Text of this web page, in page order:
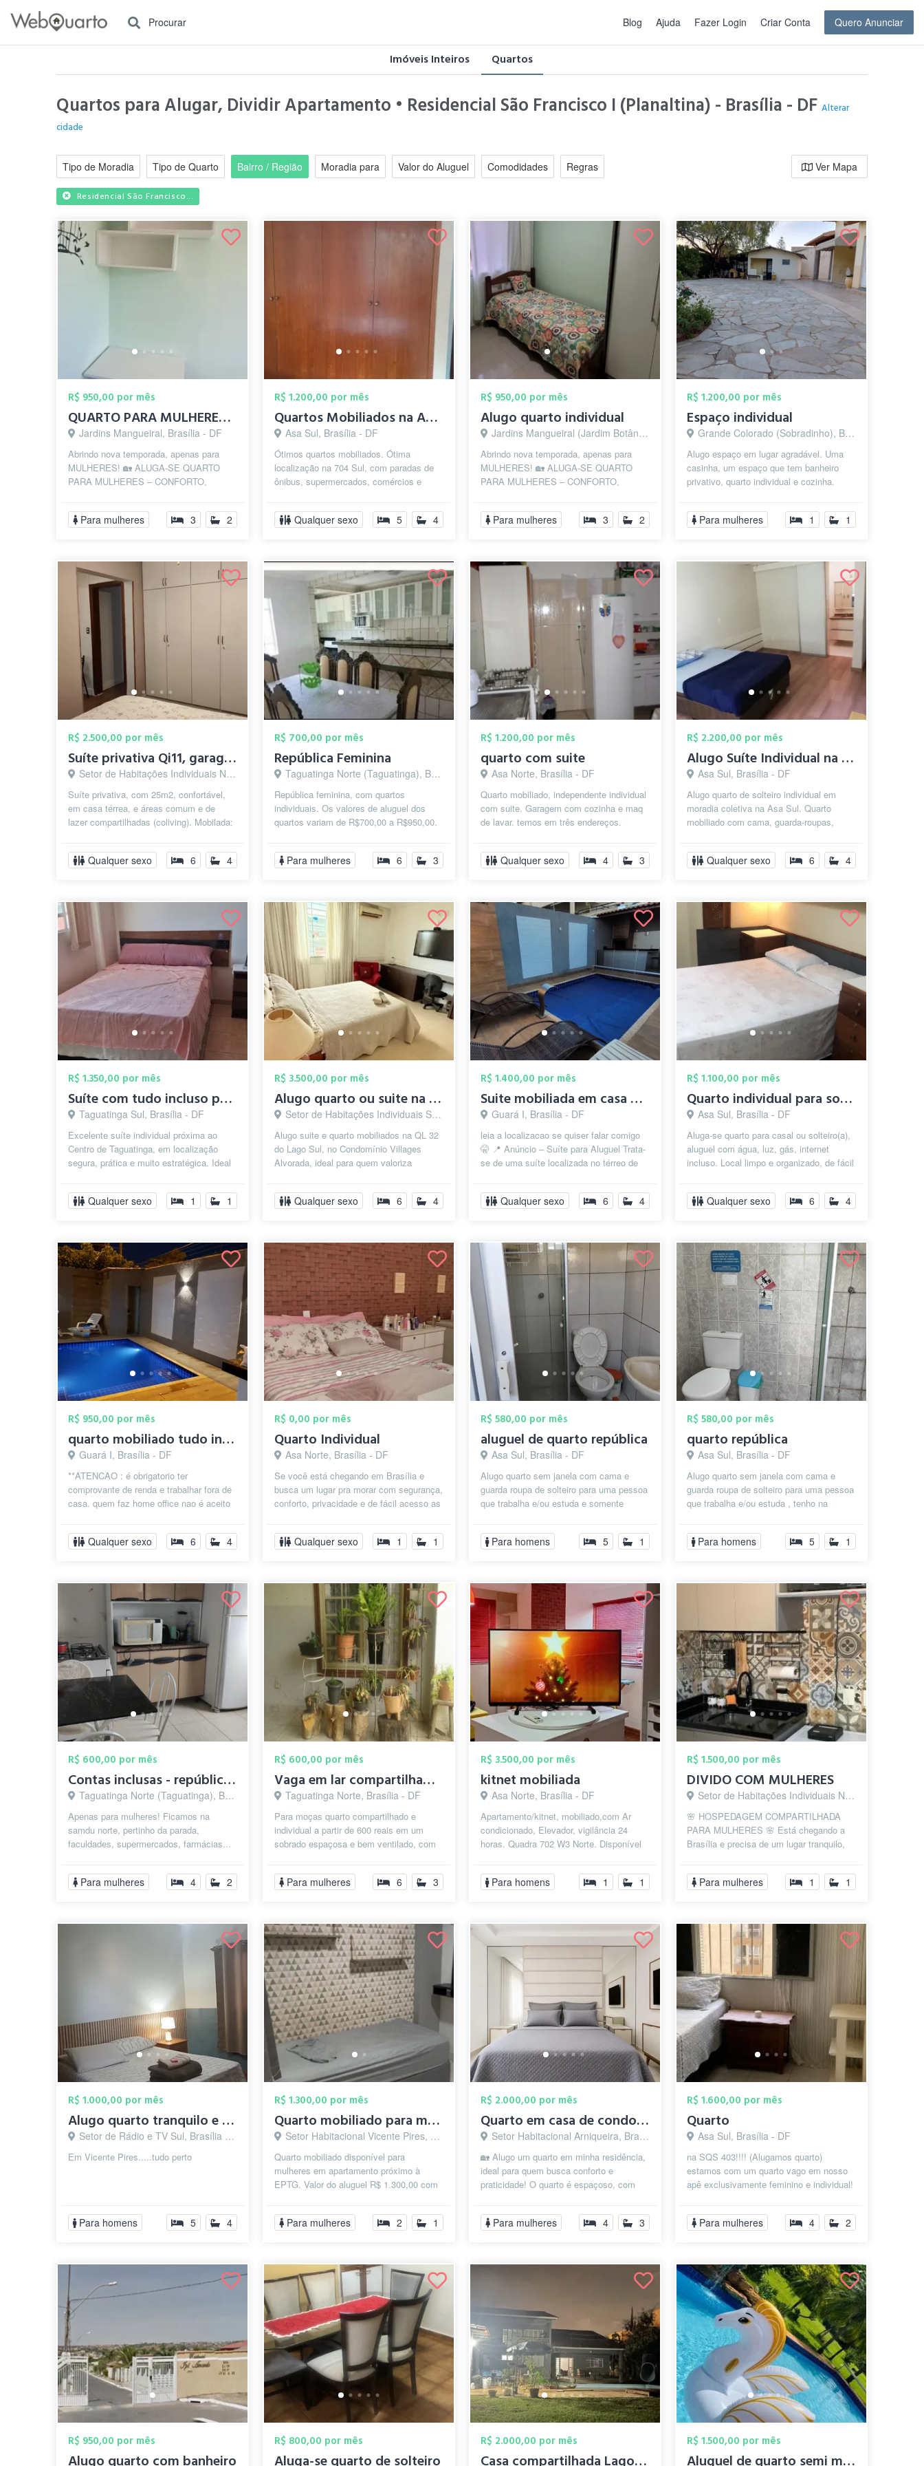
Procurar Blog Ajuda Fazer Login Criar Conta Quero Anunciar
Imóveis Inteiros Quartos
Quartos para Alugar, Dividir Apartamento • Residencial São Francisco I (Planaltina) - Brasília - DFAlterar
cidade
Tipo de Moradia Tipo de Quarto Bairro / Região Moradia para Valor do Aluguel Comodidades Regras Ver Mapa
Residencial São Francisco...
R$ 950,00 por mês
QUARTO PARA MULHERES – CONFORTO, SEGURAN...
Jardins Mangueiral, Brasília - DF
Abrindo nova temporada, apenas para
MULHERES! 🏡 ALUGA-SE QUARTO
PARA MULHERES – CONFORTO,
Quarto solteiro mobiliado com ...
Para mulheres 3 2
R$ 1.200,00 por mês
Quartos Mobiliados na Asa Sul
Asa Sul, Brasília - DF
Ótimos quartos mobiliados. Ótima
localização na 704 Sul, com paradas de
ônibus, supermercados, comércios e
UDF.
Qualquer sexo 5 4
R$ 950,00 por mês
Alugo quarto individual
Jardins Mangueiral (Jardim Botânico), Brasília - DF
Abrindo nova temporada, apenas para
MULHERES! 🏡 ALUGA-SE QUARTO
PARA MULHERES – CONFORTO,
Quarto solteiro mobiliado com ...
Para mulheres 3 2
R$ 1.200,00 por mês
Espaço individual
Grande Colorado (Sobradinho), Brasília - DF
Alugo espaço em lugar agradável. Uma
casinha, um espaço que tem banheiro
privativo, quarto individual e cozinha.
Para mulheres 1 1
R$ 2.500,00 por mês
Suíte privativa Qi11, garagem, mobília, ...
Setor de Habitações Individuais Norte, Brasília - DF
Suíte privativa, com 25m2, confortável,
em casa térrea, e áreas comum e de
lazer compartilhadas (coliving). Mobilada:
Qualquer sexo 6 4
R$ 700,00 por mês
República Feminina
Taguatinga Norte (Taguatinga), Brasília - DF
República feminina, com quartos
individuais. Os valores de aluguel dos
quartos variam de R$700,00 a R$950,00.
Para mulheres 6 3
R$ 1.200,00 por mês
quarto com suite
Asa Norte, Brasília - DF
Quarto mobiliado, independente individual
com suite. Garagem com cozinha e maq
de lavar. temos em três endereços.
Qualquer sexo 4 3
R$ 2.200,00 por mês
Alugo Suíte Individual na Asa Sul
Asa Sul, Brasília - DF
Alugo quarto de solteiro individual em
moradia coletiva na Asa Sul. Quarto
mobiliado com cama, guarda-roupas,
Qualquer sexo 6 4
R$ 1.350,00 por mês
Suíte com tudo incluso próximo ao Centro...
Taguatinga Sul, Brasília - DF
Excelente suíte individual próxima ao
Centro de Taguatinga, em localização
segura, prática e muito estratégica. Ideal
Qualquer sexo 1 1
R$ 3.500,00 por mês
Alugo quarto ou suite na QL.32 do Lago s...
Setor de Habitações Individuais Sul, Brasília - DF
Alugo suite e quarto mobiliados na QL 32
do Lago Sul, no Condomínio Villages
Alvorada, ideal para quem valoriza
Qualquer sexo 6 4
R$ 1.400,00 por mês
Suite mobiliada em casa com piscina e ch...
Guará I, Brasília - DF
leia a localizacao se quiser falar comigo
🤫 📍 Anúncio – Suíte para Aluguel Trata-
se de uma suíte localizada no térreo de
Qualquer sexo 6 4
R$ 1.100,00 por mês
Quarto individual para solteiro ou casal
Asa Sul, Brasília - DF
Aluga-se quarto para casal ou solteiro(a),
aluguel com água, luz, gás, internet
incluso. Local limpo e organizado, de fácil
Qualquer sexo 6 4
R$ 950,00 por mês
quarto mobiliado tudo insluso com piscin...
Guará I, Brasília - DF
**ATENCAO : é obrigatorio ter
comprovante de renda e trabalhar fora de
casa. quem faz home office nao é aceito
paga...
Qualquer sexo 6 4
R$ 0,00 por mês
Quarto Individual
Asa Norte, Brasília - DF
Se você está chegando em Brasília e
busca um lugar pra morar com segurança,
conforto, privacidade e de fácil acesso as
Qualquer sexo 1 1
R$ 580,00 por mês
aluguel de quarto república
Asa Sul, Brasília - DF
Alugo quarto sem janela com cama e
guarda roupa de solteiro para uma pessoa
que trabalha e/ou estuda e somente
Para homens 5 1
R$ 580,00 por mês
quarto república
Asa Sul, Brasília - DF
Alugo quarto sem janela com cama e
guarda roupa de solteiro para uma pessoa
que trabalha e/ou estuda , tenho na
Para homens 5 1
R$ 600,00 por mês
Contas inclusas - república feminina
Taguatinga Norte (Taguatinga), Brasília - DF
Apenas para mulheres! Ficamos na
samdu norte, pertinho da parada,
faculdades, supermercados, farmácias...
Anchieta...
Para mulheres 4 2
R$ 600,00 por mês
Vaga em lar compartilhado - Taguatinga n...
Taguatinga Norte, Brasília - DF
Para moças quarto compartilhado e
individual a partir de 600 reais em um
sobrado espaçosa e bem ventilado, com
...
Para mulheres 6 3
R$ 3.500,00 por mês
kitnet mobiliada
Asa Norte, Brasília - DF
Apartamento/kitnet, mobiliado,com Ar
condicionado, Elevador, vigilância 24
horas. Quadra 702 W3 Norte. Disponível
Para homens 1 1
R$ 1.500,00 por mês
DIVIDO COM MULHERES
Setor de Habitações Individuais Norte, Brasília - DF
🌸 HOSPEDAGEM COMPARTILHADA
PARA MULHERES 🌸 Está chegando a
Brasília e precisa de um lugar tranquilo,
moradia...
Para mulheres 1 1
R$ 1.000,00 por mês
Alugo quarto tranquilo e seguro em Vicen...
Setor de Rádio e TV Sul, Brasília - DF
Em Vicente Pires.....tudo perto
Para homens 5 4
R$ 1.300,00 por mês
Quarto mobiliado para mulheres em Vicent...
Setor Habitacional Vicente Pires, Brasília - DF
Quarto mobiliado disponível para
mulheres em apartamento próximo à
EPTG. Valor do aluguel R$ 1.300,00 com
exceção da e...
Para mulheres 2 1
R$ 2.000,00 por mês
Quarto em casa de condomínio
Setor Habitacional Arniqueira, Brasília - DF
🏡 Alugo um quarto em minha residência,
ideal para quem busca conforto e
praticidade! O quarto é espaçoso, com
Para mulheres 4 3
R$ 1.600,00 por mês
Quarto
Asa Sul, Brasília - DF
na SQS 403!!!! (Alugamos quarto)
estamos com um quarto vago em nosso
apê exclusivamente feminino e individual!
cas...
Para mulheres 4 2
R$ 950,00 por mês
Alugo quarto com banheiro
R$ 800,00 por mês
Aluga-se quarto de solteiro
R$ 2.000,00 por mês
Casa compartilhada Lago Sul
R$ 1.500,00 por mês
Aluguel de quarto semi mobiliado